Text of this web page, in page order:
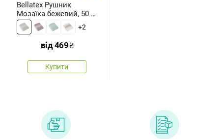
Bellatex Рушник
Мозаїка бежевий, 50 x
100 см
+2
від469₴
Купити